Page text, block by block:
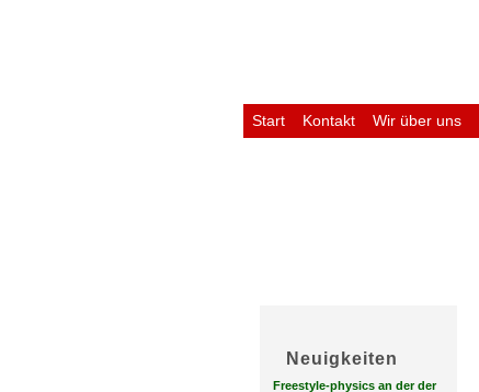
Start Kontakt Wir über uns
Neuigkeiten
Freestyle-physics an der der